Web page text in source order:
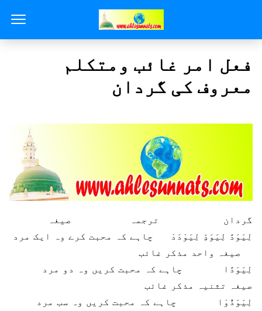
فعل امر غائب ومتکلم
معروف کی گردان
گردان ترجمہ صیغہ
لِیَوَدَّ لِیَوَدِّ لِیَوْدَدْ
چاہے کہ محبت کرے وہ ایک مرد
صیغہ واحد مذکر غائب
لِیَوَدَّا چاہے کہ محبت کریں وہ دو مرد
صیغہ تثنیہ مذکر غائب
لِیَوَدُّوْا
چاہے کہ محبت کریں وہ سب مرد